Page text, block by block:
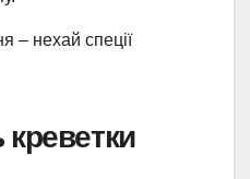
– нехай спеції
креветки